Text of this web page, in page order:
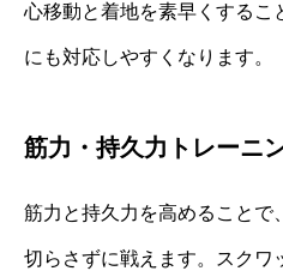
心移動と着地を素早くするこ
にも対応しやすくなります。
筋力・持久力トレーニ
筋力と持久力を高めることで
切らさずに戦えます。スクワ